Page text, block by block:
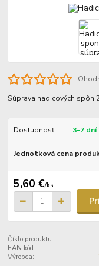
Súprava hadicových spôn
Dostupnosť 3-7 dní
Jednotková cena
5,60 €/ks
Číslo produktu:
EAN kód:
Výrobca: